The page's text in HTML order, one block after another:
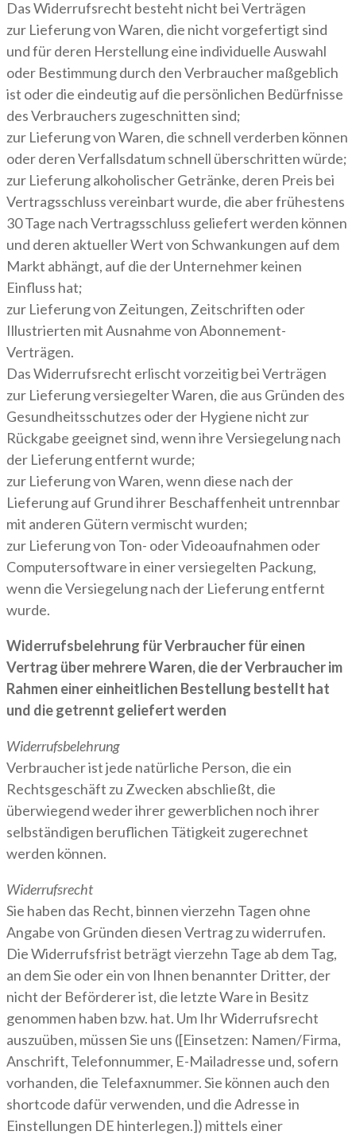
Das Widerrufsrecht besteht nicht bei Verträgen
zur Lieferung von Waren, die nicht vorgefertigt sind
und für deren Herstellung eine individuelle Auswahl
oder Bestimmung durch den Verbraucher maßgeblich
ist oder die eindeutig auf die persönlichen Bedürfnisse
des Verbrauchers zugeschnitten sind;
zur Lieferung von Waren, die schnell verderben können
oder deren Verfallsdatum schnell überschritten würde;
zur Lieferung alkoholischer Getränke, deren Preis bei
Vertragsschluss vereinbart wurde, die aber frühestens
30 Tage nach Vertragsschluss geliefert werden können
und deren aktueller Wert von Schwankungen auf dem
Markt abhängt, auf die der Unternehmer keinen
Einfluss hat;
zur Lieferung von Zeitungen, Zeitschriften oder
Illustrierten mit Ausnahme von Abonnement-
Verträgen.
Das Widerrufsrecht erlischt vorzeitig bei Verträgen
zur Lieferung versiegelter Waren, die aus Gründen des
Gesundheitsschutzes oder der Hygiene nicht zur
Rückgabe geeignet sind, wenn ihre Versiegelung nach
der Lieferung entfernt wurde;
zur Lieferung von Waren, wenn diese nach der
Lieferung auf Grund ihrer Beschaffenheit untrennbar
mit anderen Gütern vermischt wurden;
zur Lieferung von Ton- oder Videoaufnahmen oder
Computersoftware in einer versiegelten Packung,
wenn die Versiegelung nach der Lieferung entfernt
wurde.
Widerrufsbelehrung für Verbraucher für einen
Vertrag über mehrere Waren, die der Verbraucher im
Rahmen einer einheitlichen Bestellung bestellt hat
und die getrennt geliefert werden
Widerrufsbelehrung
Verbraucher ist jede natürliche Person, die ein
Rechtsgeschäft zu Zwecken abschließt, die
überwiegend weder ihrer gewerblichen noch ihrer
selbständigen beruflichen Tätigkeit zugerechnet
werden können.
Widerrufsrecht
Sie haben das Recht, binnen vierzehn Tagen ohne
Angabe von Gründen diesen Vertrag zu widerrufen.
Die Widerrufsfrist beträgt vierzehn Tage ab dem Tag,
an dem Sie oder ein von Ihnen benannter Dritter, der
nicht der Beförderer ist, die letzte Ware in Besitz
genommen haben bzw. hat. Um Ihr Widerrufsrecht
auszuüben, müssen Sie uns ([Einsetzen: Namen/Firma,
Anschrift, Telefonnummer, E-Mailadresse und, sofern
vorhanden, die Telefaxnummer. Sie können auch den
shortcode dafür verwenden, und die Adresse in
Einstellungen DE hinterlegen.]) mittels einer